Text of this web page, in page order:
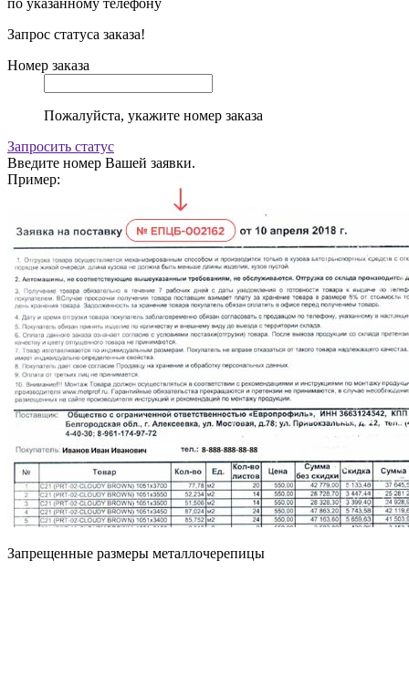
Запрос статуса заказа!
Номер заказа
Пожалуйста, укажите номер заказа
Запросить статус
Введите номер Вашей заявки.
Пример:
Запрещенные размеры металлочерепицы